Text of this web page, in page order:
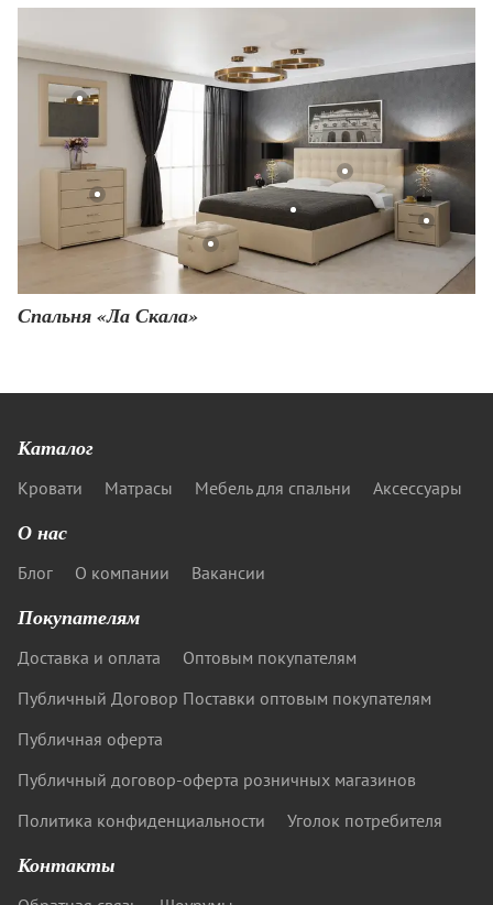
Спальня «Ла Скала»
Каталог
Кровати Матрасы Мебель для спальни Аксессуары
О нас
Блог О компании Вакансии
Покупателям
Доставка и оплата
Оптовым покупателям
Публичный Договор Поставки оптовым покупателям
Публичная оферта
Публичный договор-оферта розничных магазинов
Политика конфиденциальности
Уголок потребителя
Контакты